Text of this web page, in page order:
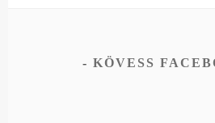
KÖVESS